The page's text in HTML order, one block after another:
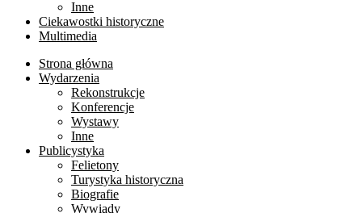
Inne
Ciekawostki historyczne
Multimedia
Strona główna
Wydarzenia
Rekonstrukcje
Konferencje
Wystawy
Inne
Publicystyka
Felietony
Turystyka historyczna
Biografie
Wywiady